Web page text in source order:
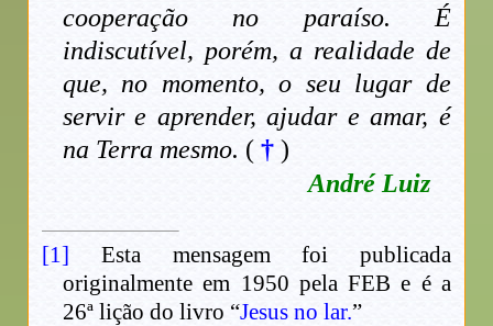
cooperação no paraíso. É
indiscutível, porém, a realidade de
que, no momento, o seu lugar de
servir e aprender, ajudar e amar, é
na Terra mesmo. ( †)
André Luiz
[1] Esta mensagem foi publicada
originalmente em 1950 pela FEB e é a
26ª lição do livro “Jesus no lar.”